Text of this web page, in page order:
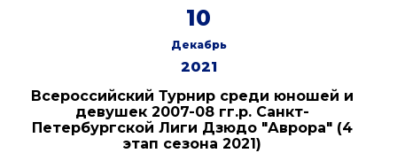
10
Декабрь
2021
Всероссийский Турнир среди юношей и
девушек 2007-08 гг.р. Санкт-
Петербургской Лиги Дзюдо "Аврора" (4
этап сезона 2021)